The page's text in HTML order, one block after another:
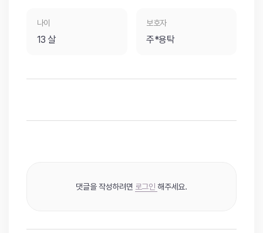
나이
13 살
보호자
주*용탁
댓글을 작성하려면 로그인 해주세요.